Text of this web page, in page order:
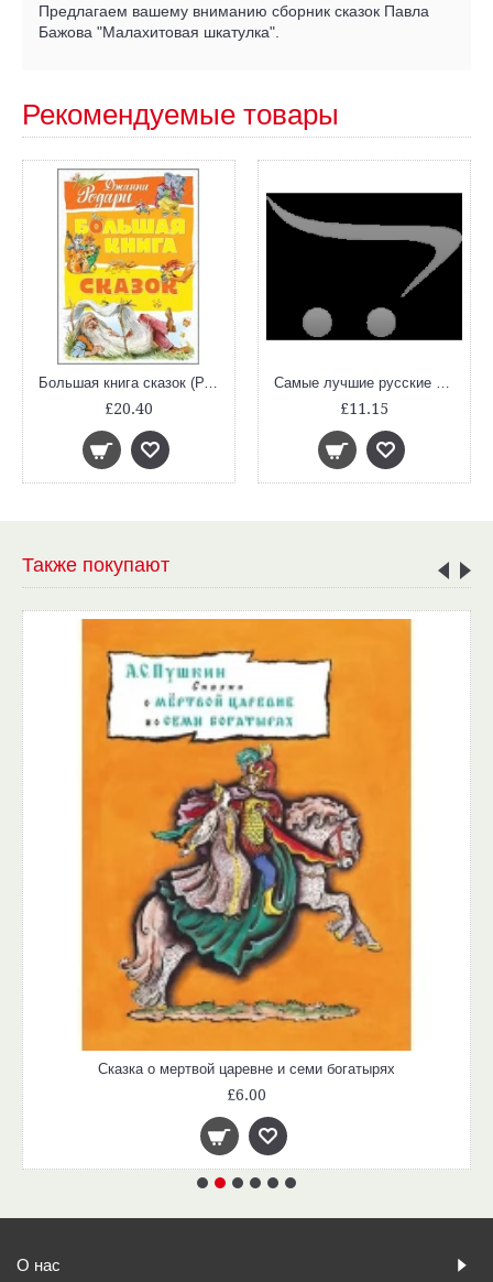
Предлагаем вашему вниманию сборник сказок Павла
Бажова "Малахитовая шкатулка".
Рекомендуемые товары
£20.40 £11.15
Также покупают
Сказка о мертвой царевне и семи богатырях
£6.00
О нас